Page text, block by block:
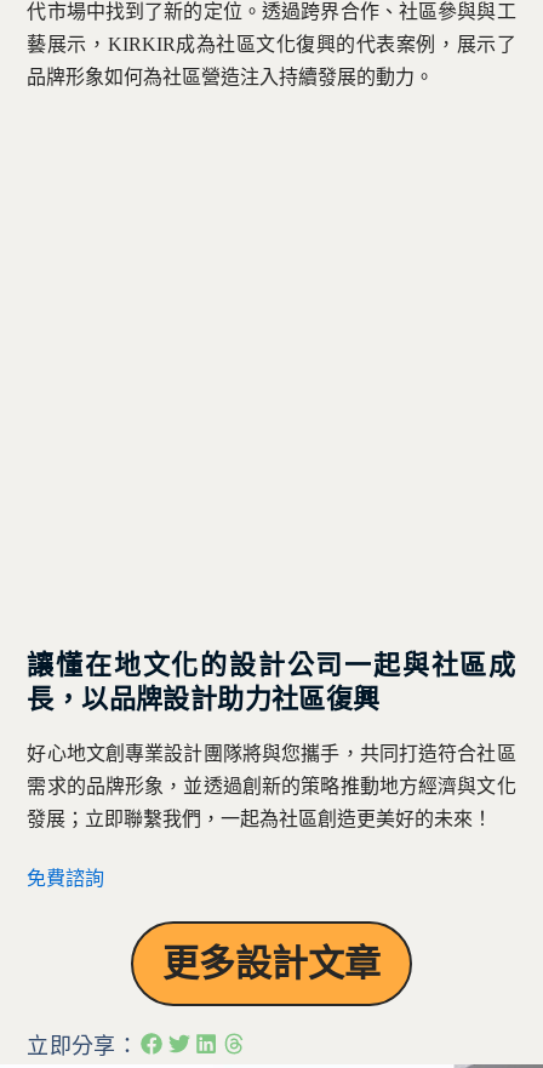
代市場中找到了新的定位。透過跨界合作、社區參與與工
藝展示，KIRKIR成為社區文化復興的代表案例，展示了
品牌形象如何為社區營造注入持續發展的動力。
讓懂在地文化的設計公司一起與社區成
長，以品牌設計助力社區復興
好心地文創專業設計團隊將與您攜手，共同打造符合社區
需求的品牌形象，並透過創新的策略推動地方經濟與文化
發展；立即聯繫我們，一起為社區創造更美好的未來！
免費諮詢
更多設計文章
立即分享：